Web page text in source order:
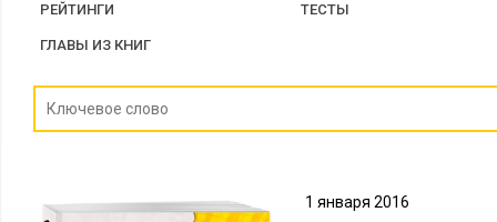
РЕЙТИНГИ
ГЛАВЫ ИЗ КНИГ
ТЕСТЫ
1 января 2016